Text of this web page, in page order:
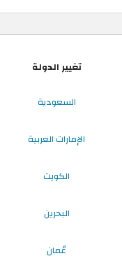
تغيير الدولة
السعودية
الإمارات العربية
الكويت
البحرين
عُمان